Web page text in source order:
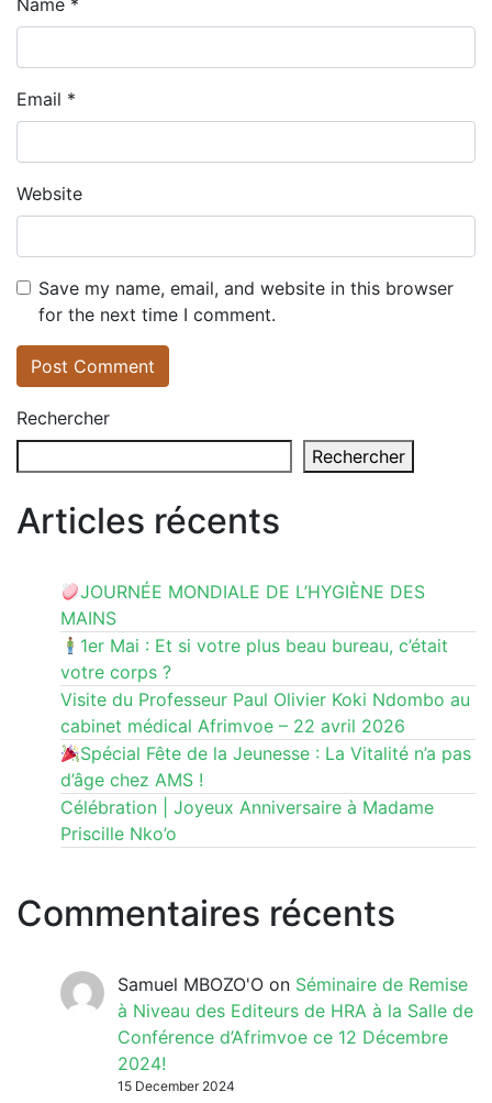
Name *
Email *
Website
Save my name, email, and website in this browser
for the next time I comment.
Rechercher
Rechercher
Articles récents
JOURNÉE MONDIALE DE L’HYGIÈNE DES
MAINS
1er Mai : Et si votre plus beau bureau, c’était
votre corps ?
Visite du Professeur Paul Olivier Koki Ndombo au
cabinet médical Afrimvoe – 22 avril 2026
Spécial Fête de la Jeunesse : La Vitalité n’a pas
d’âge chez AMS !
Célébration | Joyeux Anniversaire à Madame
Priscille Nko’o
Commentaires récents
Samuel MBOZO'O on Séminaire de Remise
à Niveau des Editeurs de HRA à la Salle de
Conférence d’Afrimvoe ce 12 Décembre
2024!
15 December 2024